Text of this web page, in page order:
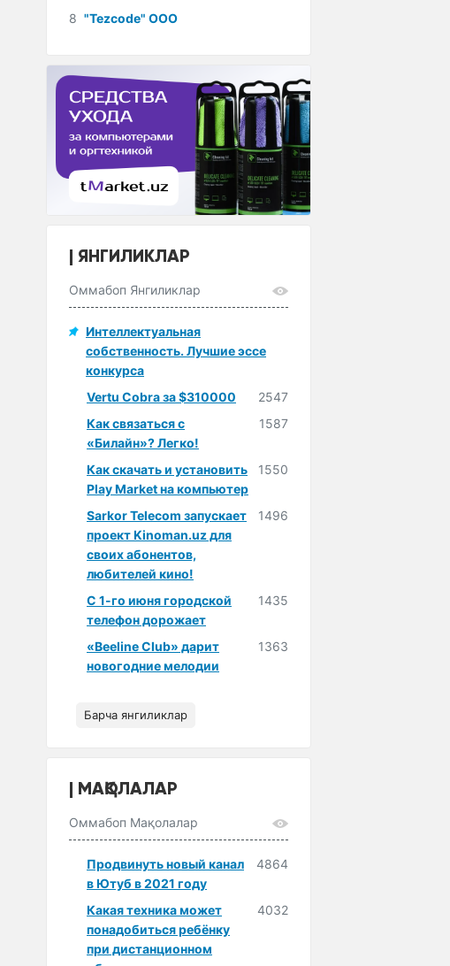
8 "Tezcode" ООО
ЯНГИЛИКЛАР
Оммабоп Янгиликлар
Интеллектуальная
собственность. Лучшие эссе
конкурса
Vertu Cobra за $310000
2547
Как связаться с
«Билайн»? Легко!
1587
Как скачать и установить
Play Market на компьютер
1550
Sarkor Telecom запускает
проект Kinoman.uz для
своих абонентов,
любителей кино!
1496
С 1-го июня городской
телефон дорожает
1435
«Beeline Club» дарит
новогодние мелодии
1363
Барча янгиликлар
МАҚОЛАЛАР
Оммабоп Мақолалар
Продвинуть новый канал
в Ютуб в 2021 году
4864
Какая техника может
понадобиться ребёнку
при дистанционном
4032